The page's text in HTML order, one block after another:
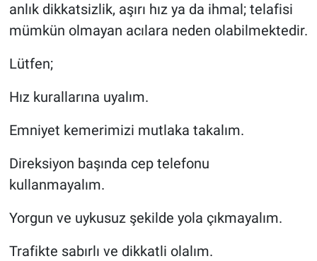
anlık dikkatsizlik, aşırı hız ya da ihmal; telafisi
mümkün olmayan acılara neden olabilmektedir.
Lütfen;
Hız kurallarına uyalım.
Emniyet kemerimizi mutlaka takalım.
Direksiyon başında cep telefonu
kullanmayalım.
Yorgun ve uykusuz şekilde yola çıkmayalım.
Trafikte sabırlı ve dikkatli olalım.